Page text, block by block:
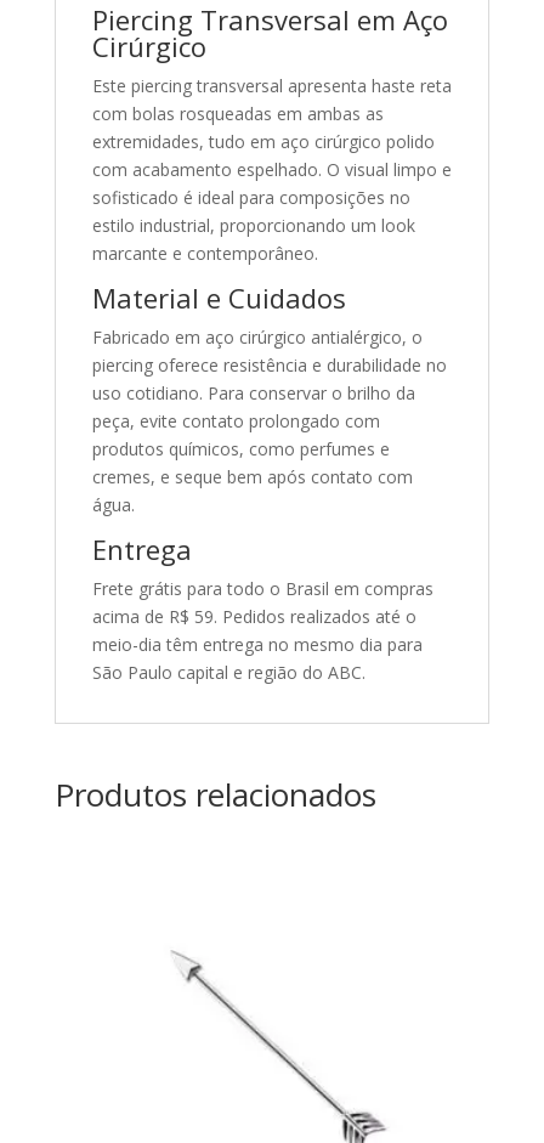
Piercing Transversal em Aço
Cirúrgico
Este piercing transversal apresenta haste reta
com bolas rosqueadas em ambas as
extremidades, tudo em aço cirúrgico polido
com acabamento espelhado. O visual limpo e
sofisticado é ideal para composições no
estilo industrial, proporcionando um look
marcante e contemporâneo.
Material e Cuidados
Fabricado em aço cirúrgico antialérgico, o
piercing oferece resistência e durabilidade no
uso cotidiano. Para conservar o brilho da
peça, evite contato prolongado com
produtos químicos, como perfumes e
cremes, e seque bem após contato com
água.
Entrega
Frete grátis para todo o Brasil em compras
acima de R$ 59. Pedidos realizados até o
meio-dia têm entrega no mesmo dia para
São Paulo capital e região do ABC.
Produtos relacionados